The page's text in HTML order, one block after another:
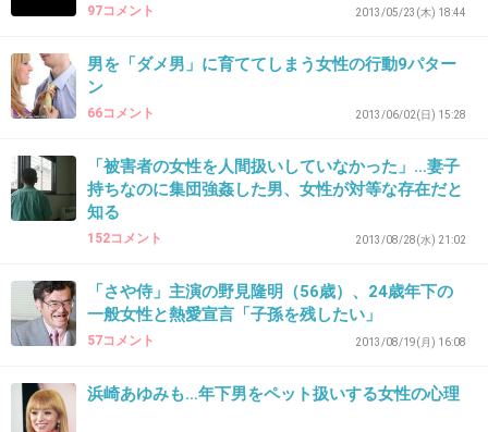
35. 匿名2013/12/06(金) 10:06:13
カトちゃんの所みたいになりませんように！
+120 -3
女は肉便器ってこと？
うちは違うでー(ばくゎら)
97コメント 2013/05/23(木) 18:44
男を「ダメ男」に育ててしまう女性の行動9パター
ン
66コメント 2013/06/02(日) 15:28
「被害者の女性を人間扱いしていなかった」…妻子
持ちなのに集団強姦した男、女性が対等な存在だと
知る
152コメント 2013/08/28(水) 21:02
「さや侍」主演の野見隆明（56歳）、24歳年下の
一般女性と熱愛宣言「子孫を残したい」
57コメント 2013/08/19(月) 16:08
浜崎あゆみも…年下男をペット扱いする女性の心理